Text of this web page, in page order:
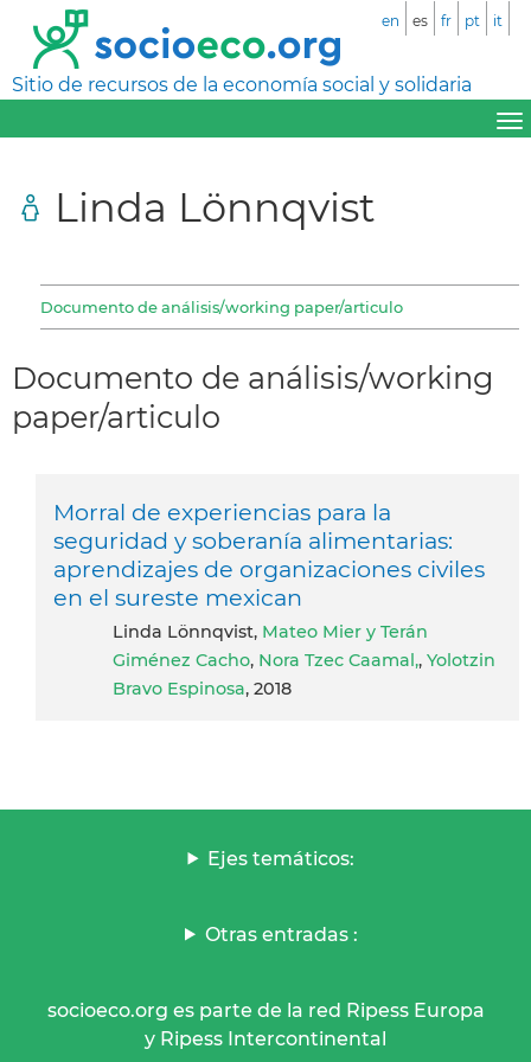
Sitio de recursos de la economía social y solidaria
en es fr pt it
Linda Lönnqvist
Documento de análisis/working paper/articulo
Documento de análisis/working
paper/articulo
Morral de experiencias para la
seguridad y soberanía alimentarias:
aprendizajes de organizaciones civiles
en el sureste mexican
Linda Lönnqvist, Mateo Mier y Terán
Giménez Cacho, Nora Tzec Caamal,, Yolotzin
Bravo Espinosa, 2018
Ejes temáticos:
Otras entradas :
socioeco.org es parte de la red Ripess Europa
y Ripess Intercontinental